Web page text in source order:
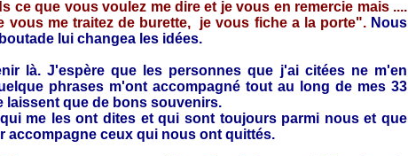
ce que vous voulez me dire et je vous en remercie mais ....
vous me traitez de burette,
je vous fiche a la porte". Nous
lui changea les idées.
là. J'espère que les personnes que j'ai citées ne m'en
phrases m'ont accompagné tout au long de mes 33
laissent que de bons souvenirs.
me les ont dites et qui sont toujours parmi nous et que
accompagne ceux qui nous ont quittés.